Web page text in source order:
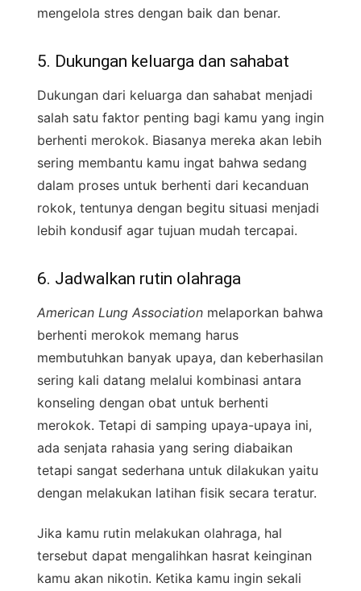
mengelola stres dengan baik dan benar.
5. Dukungan keluarga dan sahabat
Dukungan dari keluarga dan sahabat menjadi
salah satu faktor penting bagi kamu yang ingin
berhenti merokok. Biasanya mereka akan lebih
sering membantu kamu ingat bahwa sedang
dalam proses untuk berhenti dari kecanduan
rokok, tentunya dengan begitu situasi menjadi
lebih kondusif agar tujuan mudah tercapai.
6. Jadwalkan rutin olahraga
American Lung Association melaporkan bahwa
berhenti merokok memang harus
membutuhkan banyak upaya, dan keberhasilan
sering kali datang melalui kombinasi antara
konseling dengan obat untuk berhenti
merokok. Tetapi di samping upaya-upaya ini,
ada senjata rahasia yang sering diabaikan
tetapi sangat sederhana untuk dilakukan yaitu
dengan melakukan latihan fisik secara teratur.
Jika kamu rutin melakukan olahraga, hal
tersebut dapat mengalihkan hasrat keinginan
kamu akan nikotin. Ketika kamu ingin sekali